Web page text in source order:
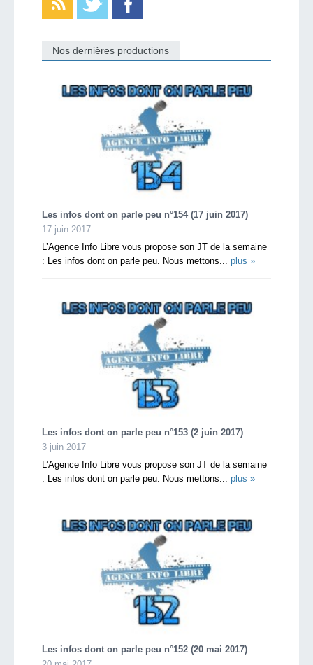
Nos dernières productions
Les infos dont on parle peu n°154 (17 juin 2017)
17 juin 2017
L’Agence Info Libre vous propose son JT de la semaine
: Les infos dont on parle peu. Nous mettons... plus »
Les infos dont on parle peu n°153 (2 juin 2017)
3 juin 2017
L’Agence Info Libre vous propose son JT de la semaine
: Les infos dont on parle peu. Nous mettons... plus »
Les infos dont on parle peu n°152 (20 mai 2017)